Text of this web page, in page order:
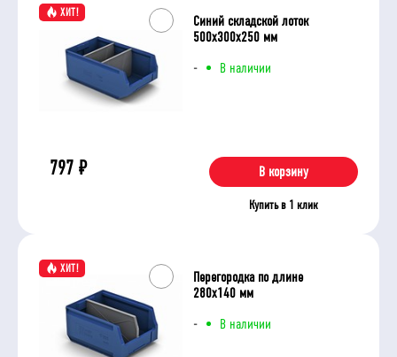
ХИТ!
- В наличии
Синий складской лоток
500x300x250 мм
797 ₽ В корзину
Купить в 1 клик
ХИТ!
- В наличии
Перегородка по длине
280х140 мм